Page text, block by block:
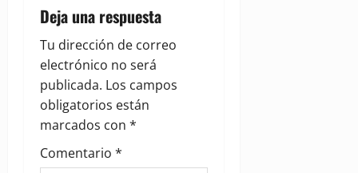
i
g
a
t
i
Deja una respuesta
Tu dirección de correo
electrónico no será
publicada. Los campos
obligatorios están
marcados con *
Comentario *